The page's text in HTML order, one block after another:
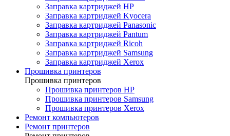
Заправка картриджей HP
Заправка картриджей Kyocera
Заправка картриджей Panasonic
Заправка картриджей Pantum
Заправка картриджей Ricoh
Заправка картриджей Samsung
Заправка картриджей Xerox
Прошивка принтеров
Прошивка принтеров
Прошивка принтеров HP
Прошивка принтеров Samsung
Прошивка принтеров Xerox
Ремонт компьютеров
Ремонт принтеров